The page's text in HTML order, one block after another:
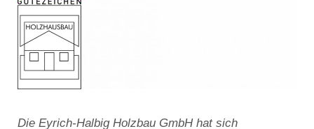
Die Eyrich-Halbig Holzbau GmbH hat sich